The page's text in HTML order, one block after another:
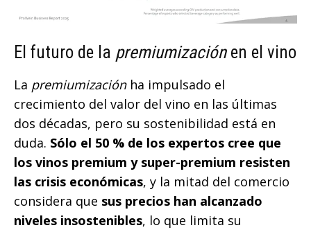
El futuro de la premiumización en el vino
La premiumización ha impulsado el
crecimiento del valor del vino en las últimas
dos décadas, pero su sostenibilidad está en
duda. Sólo el 50 % de los expertos cree que
los vinos premium y super-premium resisten
las crisis económicas, y la mitad del comercio
considera que sus precios han alcanzado
niveles insostenibles, lo que limita su